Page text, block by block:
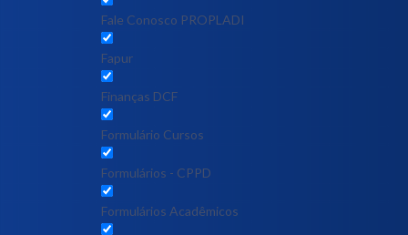
Fale Conosco PROPLADI
Fapur
Finanças DCF
Formulário Cursos
Formulários - CPPD
Formulários Acadêmicos